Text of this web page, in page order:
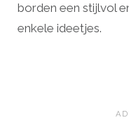
borden een stijlvol
enkele ideetjes.